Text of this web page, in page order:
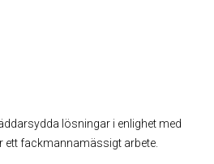
lösningar i enlighet med
ett fackmannamässigt arbete.